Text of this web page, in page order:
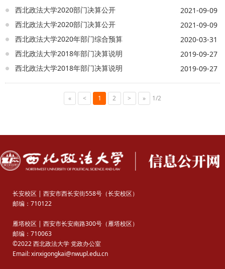
西北政法大学2020部门决算公开
2021-09-09
西北政法大学2020部门决算公开
2021-09-09
西北政法大学2020年部门综合预算
2020-03-31
西北政法大学2018年部门决算说明
2019-09-27
西北政法大学2018年部门决算说明
2019-09-27
« < 1 2 > » 1/2
长安校区 | 西安市西长安街558号（长安校区）
邮编：710122
雁塔校区 | 西安市长安南路300号（雁塔校区）
邮编：710063
©2022 西北政法大学 党政办公室
Email: xinxigongkai@nwupl.edu.cn